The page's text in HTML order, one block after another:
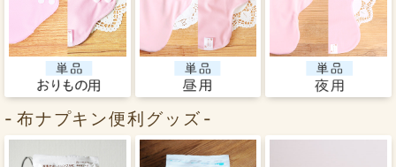
布ナプキン便利グッズ